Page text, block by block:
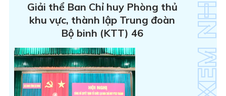
Giải thể Ban Chỉ huy Phòng thủ
khu vực, thành lập Trung đoàn
Bộ binh (KTT) 46